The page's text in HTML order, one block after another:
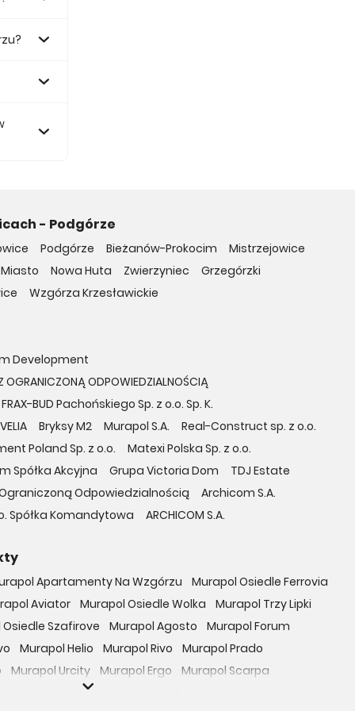
- Podgórze
Podgórze Bieżanów-Prokocim
Mistrzejowice
Nowa Huta Zwierzyniec
Grzegórzki
Wzgórza Krzesławickie
Development
OGRANICZONĄ ODPOWIEDZIALNOŚCIĄ
FRAX-BUD Pachońskiego Sp. z o.o. Sp. K.
Bryksy M2 Murapol S.A.
Real-Construct sp. z o.o.
Poland Sp. z o.o.
Matexi Polska Sp. z o.o.
Spółka Akcyjna Grupa Victoria Dom
TDJ Estate
Ograniczoną Odpowiedzialnością
Archicom S.A.
Spółka Komandytowa
ARCHICOM S.A.
Apartamenty Na Wzgórzu
Murapol Osiedle Ferrovia
Aviator Murapol Osiedle Wolka
Murapol Trzy Lipki
Szafirove Murapol Agosto
Murapol Forum
Murapol Helio Murapol Rivo
Murapol Prado
Murapol Urcity Murapol Ergo
Murapol Scarpa
Murapol GreenCity